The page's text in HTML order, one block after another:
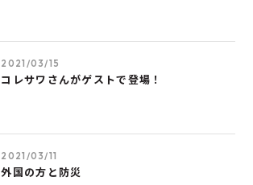
2021/03/15
コレサワさんがゲストで登場！
2021/03/11
外国の方と防災